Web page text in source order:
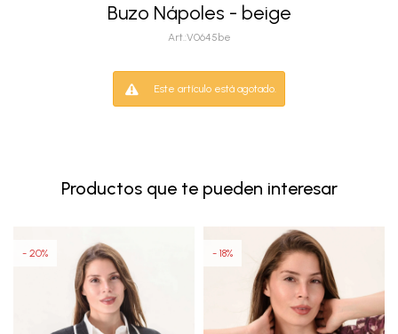
Buzo Nápoles - beige
V0645be
Este artículo está agotado.
Productos que te pueden interesar
20 18